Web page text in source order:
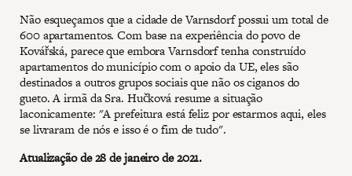
Não esqueçamos que a cidade de Varnsdorf possui um total de
600 apartamentos. Com base na experiência do povo de
Kovářská, parece que embora Varnsdorf tenha construído
apartamentos do município com o apoio da UE, eles são
destinados a outros grupos sociais que não os ciganos do
gueto. A irmã da Sra. Hučková resume a situação
laconicamente: "A prefeitura está feliz por estarmos aqui, eles
se livraram de nós e isso é o fim de tudo".
Atualização de 28 de janeiro de 2021.